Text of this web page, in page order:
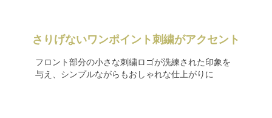
さりげないワンポイント刺繍がアクセント
フロント部分の小さな刺繍ロゴが洗練された印象を
与え、シンプルながらもおしゃれな仕上がりに